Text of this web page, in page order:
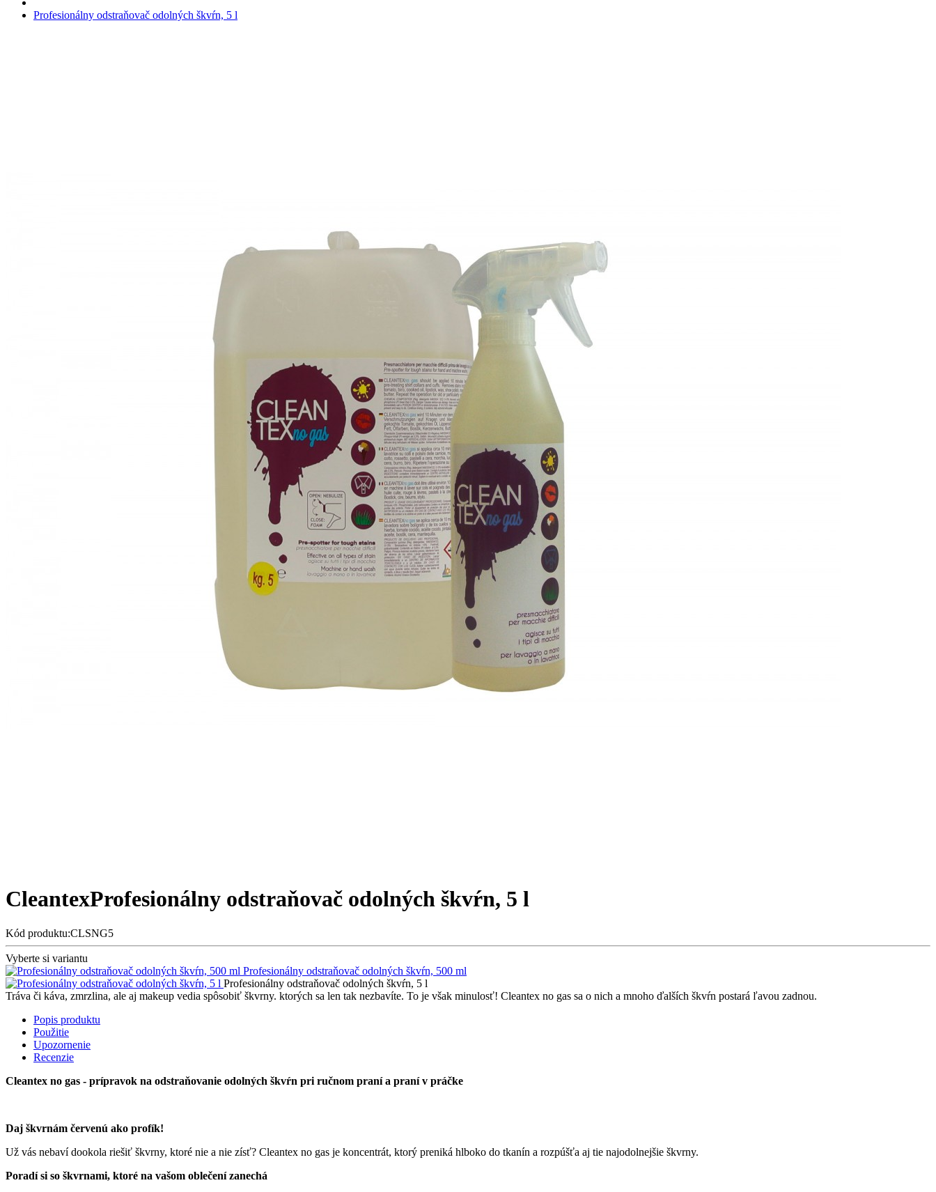
Profesionálny odstraňovač odolných škvŕn, 5 l
CleantexProfesionálny odstraňovač odolných škvŕn, 5 l
Kód produktu:CLSNG5
Vyberte si variantu
Profesionálny odstraňovač odolných škvŕn, 500 ml
Profesionálny odstraňovač odolných škvŕn, 5 l
Tráva či káva, zmrzlina, ale aj makeup vedia spôsobiť škvrny. ktorých sa len tak nezbavíte. To je však minulosť! Cleantex no gas sa o nich a mnoho ďalších škvŕn postará ľavou zadnou.
Popis produktu
Použitie
Upozornenie
Recenzie
Cleantex no gas - prípravok na odstraňovanie odolných škvŕn pri ručnom praní a praní v práčke
Daj škvrnám červenú ako profík!
Už vás nebaví dookola riešiť škvrny, ktoré nie a nie zísť? Cleantex no gas je koncentrát, ktorý preniká hlboko do tkanín a rozpúšťa aj tie najodolnejšie škvrny.
Poradí si so škvrnami, ktoré na vašom oblečení zanechá